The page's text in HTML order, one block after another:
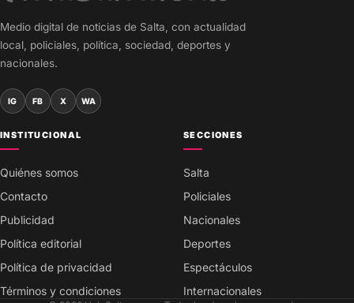
Medio digital de noticias de Salta, con actualidad
local, policiales, política, sociedad, deportes y
nacionales.
IG FB X WA
INSTITUCIONAL
Quiénes somos
Contacto
Publicidad
Política editorial
Política de privacidad
Términos y condiciones
SECCIONES
Salta
Policiales
Nacionales
Deportes
Espectáculos
Internacionales